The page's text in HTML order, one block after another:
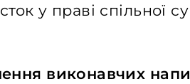
у праві спільної
виконавчих